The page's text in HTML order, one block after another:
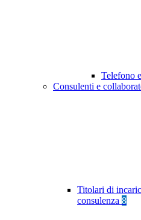
Telefono
Consulenti e
Titolari di
consulenza 8